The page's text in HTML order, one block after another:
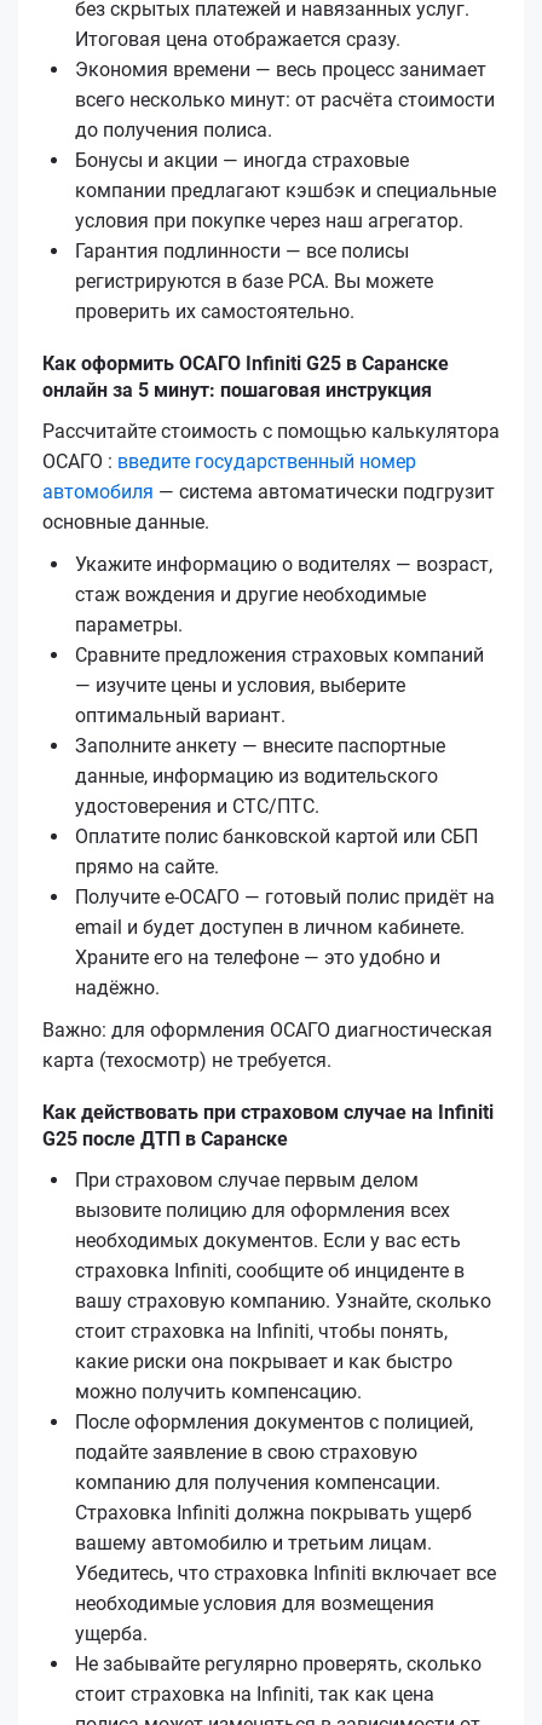
без скрытых платежей и навязанных услуг.
Итоговая цена отображается сразу.
Экономия времени — весь процесс занимает
всего несколько минут: от расчёта стоимости
до получения полиса.
Бонусы и акции — иногда страховые
компании предлагают кэшбэк и специальные
условия при покупке через наш агрегатор.
Гарантия подлинности — все полисы
регистрируются в базе РСА. Вы можете
проверить их самостоятельно.
Как оформить ОСАГО Infiniti G25 в Саранске
онлайн за 5 минут: пошаговая инструкция
Рассчитайте стоимость с помощью калькулятора
ОСАГО : введите государственный номер
автомобиля — система автоматически подгрузит
основные данные.
Укажите информацию о водителях — возраст,
стаж вождения и другие необходимые
параметры.
Сравните предложения страховых компаний
— изучите цены и условия, выберите
оптимальный вариант.
Заполните анкету — внесите паспортные
данные, информацию из водительского
удостоверения и СТС/ПТС.
Оплатите полис банковской картой или СБП
прямо на сайте.
Получите е‑ОСАГО — готовый полис придёт на
email и будет доступен в личном кабинете.
Храните его на телефоне — это удобно и
надёжно.
Важно: для оформления ОСАГО диагностическая
карта (техосмотр) не требуется.
Как действовать при страховом случае на Infiniti
G25 после ДТП в Саранске
При страховом случае первым делом
вызовите полицию для оформления всех
необходимых документов. Если у вас есть
страховка Infiniti, сообщите об инциденте в
вашу страховую компанию. Узнайте, сколько
стоит страховка на Infiniti, чтобы понять,
какие риски она покрывает и как быстро
можно получить компенсацию.
После оформления документов с полицией,
подайте заявление в свою страховую
компанию для получения компенсации.
Страховка Infiniti должна покрывать ущерб
вашему автомобилю и третьим лицам.
Убедитесь, что страховка Infiniti включает все
необходимые условия для возмещения
ущерба.
Не забывайте регулярно проверять, сколько
стоит страховка на Infiniti, так как цена